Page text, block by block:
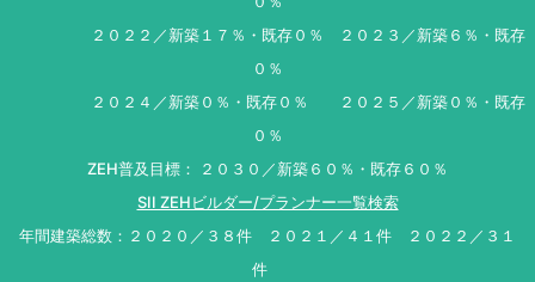
２０２２／新築１７％・既存０％ ２０２３／新築６％・既存
０％
２０２４／新築０％・既存０％ ２０２５／新築０％・既存
０％
ZEH普及目標： ２０３０／新築６０％・既存６０％
SII ZEHビルダー/プランナー一覧検索
年間建築総数：２０２０／３８件 ２０２１／４１件 ２０２２／３１
件